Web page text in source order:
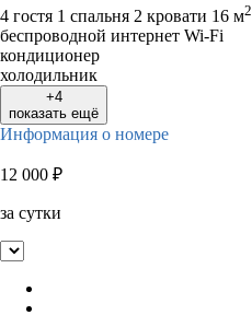
4 гостя 1 спальня 2 кровати 16 м2
беспроводной интернет Wi-Fi
кондиционер
холодильник
+4
показать ещё
Информация о номере
12 000 ₽
за сутки